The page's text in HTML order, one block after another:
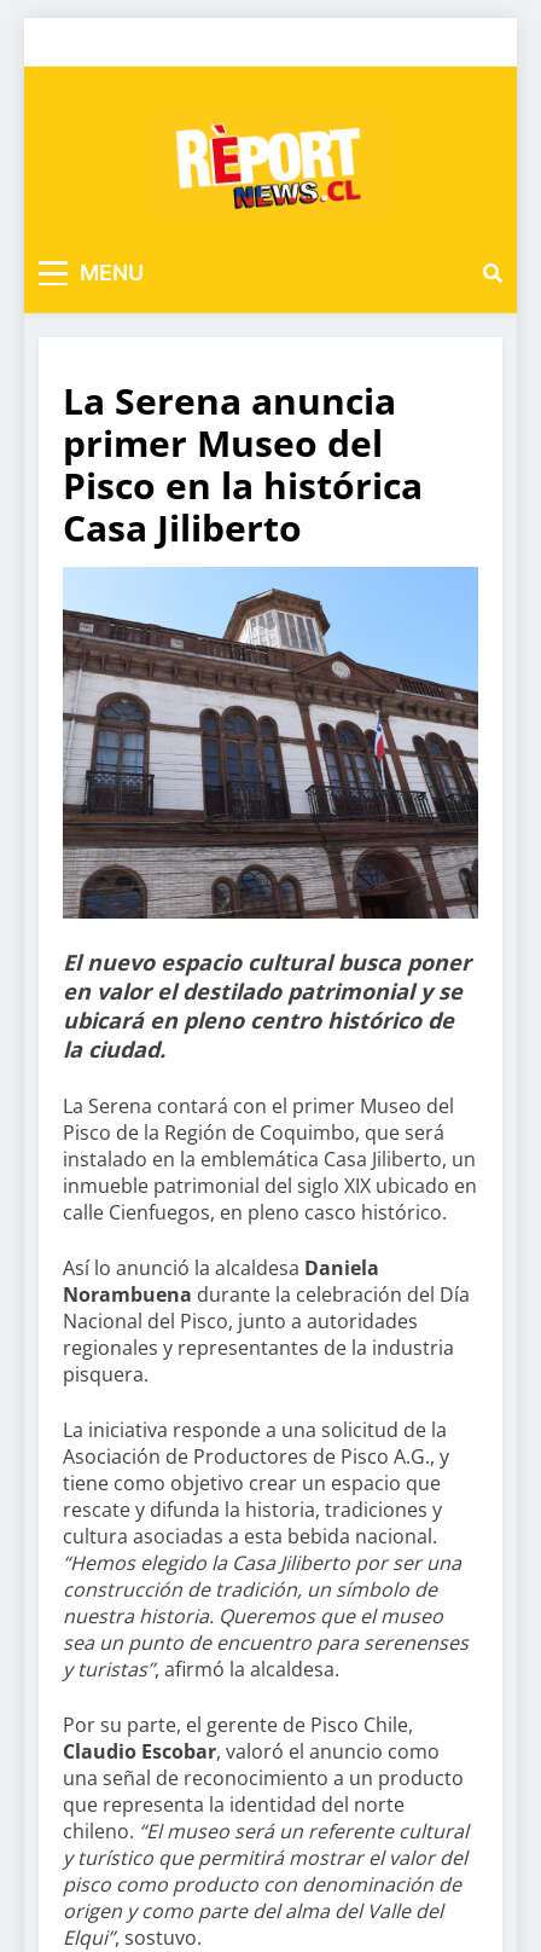
MENU
La Serena anuncia
primer Museo del
Pisco en la histórica
Casa Jiliberto
El nuevo espacio cultural busca poner
en valor el destilado patrimonial y se
ubicará en pleno centro histórico de
la ciudad.
La Serena contará con el primer Museo del
Pisco de la Región de Coquimbo, que será
instalado en la emblemática Casa Jiliberto, un
inmueble patrimonial del siglo XIX ubicado en
calle Cienfuegos, en pleno casco histórico.
Así lo anunció la alcaldesa Daniela
Norambuena durante la celebración del Día
Nacional del Pisco, junto a autoridades
regionales y representantes de la industria
pisquera.
La iniciativa responde a una solicitud de la
Asociación de Productores de Pisco A.G., y
tiene como objetivo crear un espacio que
rescate y difunda la historia, tradiciones y
cultura asociadas a esta bebida nacional.
“Hemos elegido la Casa Jiliberto por ser una
construcción de tradición, un símbolo de
nuestra historia. Queremos que el museo
sea un punto de encuentro para serenenses
y turistas”, afirmó la alcaldesa.
Por su parte, el gerente de Pisco Chile,
Claudio Escobar, valoró el anuncio como
una señal de reconocimiento a un producto
que representa la identidad del norte
chileno. “El museo será un referente cultural
y turístico que permitirá mostrar el valor del
pisco como producto con denominación de
origen y como parte del alma del Valle del
Elqui”, sostuvo.